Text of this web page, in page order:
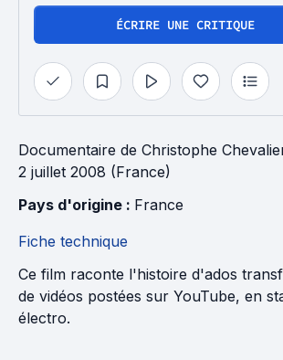
ÉCRIRE UNE CRITIQUE
Documentaire de Christophe
2 juillet 2008 (France)
Pays d'origine : France
Fiche technique
Ce film raconte l'histoire d'ados
de vidéos postées sur YouTube, en
électro.